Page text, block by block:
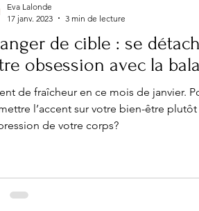
de cible : se
obsession avec la
de fraîcheur en ce mois de janvier.
l’accent sur votre bien-être
de votre corps?
Eva Lalonde
17 janv. 2023
3 min de lecture